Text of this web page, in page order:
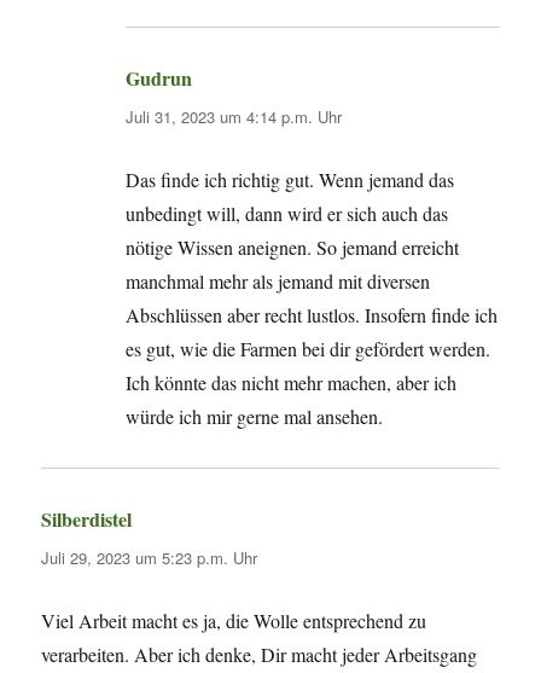
Gudrun
Juli 31, 2023 um 4:14 p.m. Uhr
Das finde ich richtig gut. Wenn jemand das
unbedingt will, dann wird er sich auch das
nötige Wissen aneignen. So jemand erreicht
manchmal mehr als jemand mit diversen
Abschlüssen aber recht lustlos. Insofern finde ich
es gut, wie die Farmen bei dir gefördert werden.
Ich könnte das nicht mehr machen, aber ich
würde ich mir gerne mal ansehen.
Silberdistel
Juli 29, 2023 um 5:23 p.m. Uhr
Viel Arbeit macht es ja, die Wolle entsprechend zu
verarbeiten. Aber ich denke, Dir macht jeder Arbeitsgang